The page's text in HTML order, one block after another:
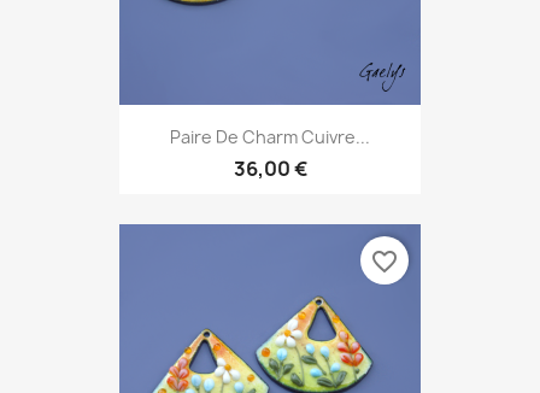
Paire De Charm Cuivre...
36,00 €
favorite_border